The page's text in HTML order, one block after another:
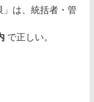
は、統括者・管
で正しい。